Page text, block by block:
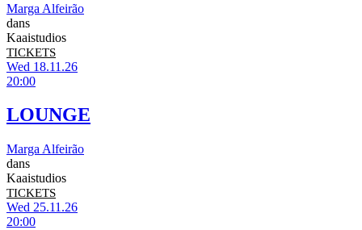
Marga Alfeirão
dans
Kaaistudios
TICKETS
Wed 18.11.26
20:00
LOUNGE
Marga Alfeirão
dans
Kaaistudios
TICKETS
Wed 25.11.26
20:00